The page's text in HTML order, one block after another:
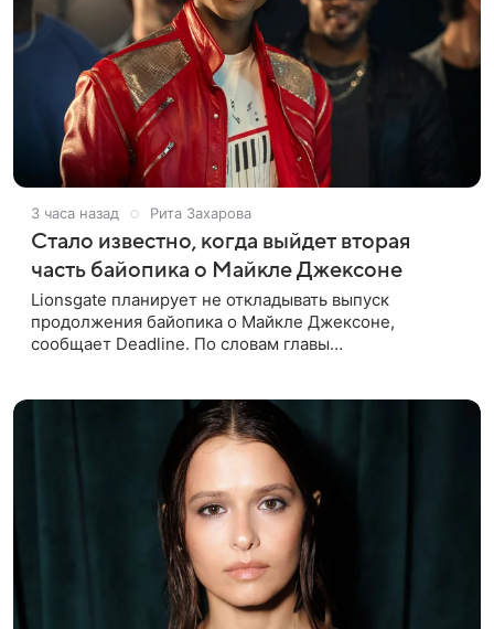
3 часа назад Рита Захарова
Стало известно, когда выйдет вторая
часть байопика о Майкле Джексоне
Lionsgate планирует не откладывать выпуск
продолжения байопика о Майкле Джексоне,
сообщает Deadline. По словам главы